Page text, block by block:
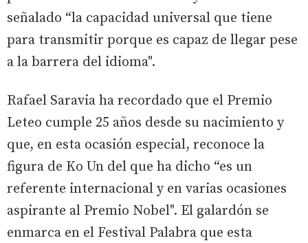
señalado “la capacidad universal que tiene
para transmitir porque es capaz de llegar pese
a la barrera del idioma".
Rafael Saravia ha recordado que el Premio
Leteo cumple 25 años desde su nacimiento y
que, en esta ocasión especial, reconoce la
figura de Ko Un del que ha dicho “es un
referente internacional y en varias ocasiones
aspirante al Premio Nobel". El galardón se
enmarca en el Festival Palabra que esta